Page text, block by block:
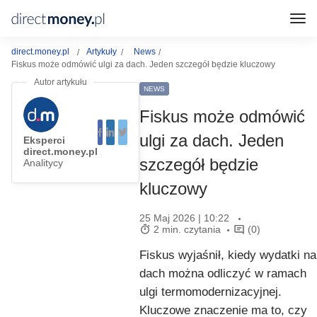
direct.money.pl Artykuły
News
Fiskus może odmówić ulgi za dach. Jeden szczegół będzie kluczowy
Eksperci
direct.money.pl
Analitycy
NEWS
Fiskus może odmówić
ulgi za dach. Jeden
szczegół będzie
kluczowy
25 Maj 2026 | 10:22
2 min. czytania
(0)
Fiskus wyjaśnił, kiedy wydatki na
dach można odliczyć w ramach
ulgi termomodernizacyjnej.
Kluczowe znaczenie ma to, czy